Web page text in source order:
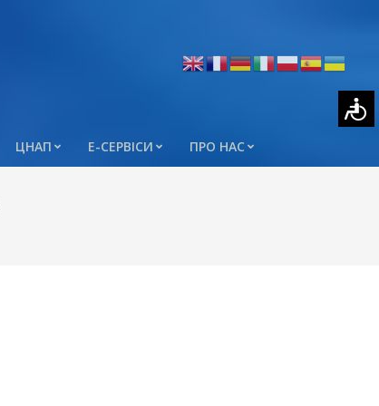
ЦНАП Е-СЕРВІСИ ПРО НАС